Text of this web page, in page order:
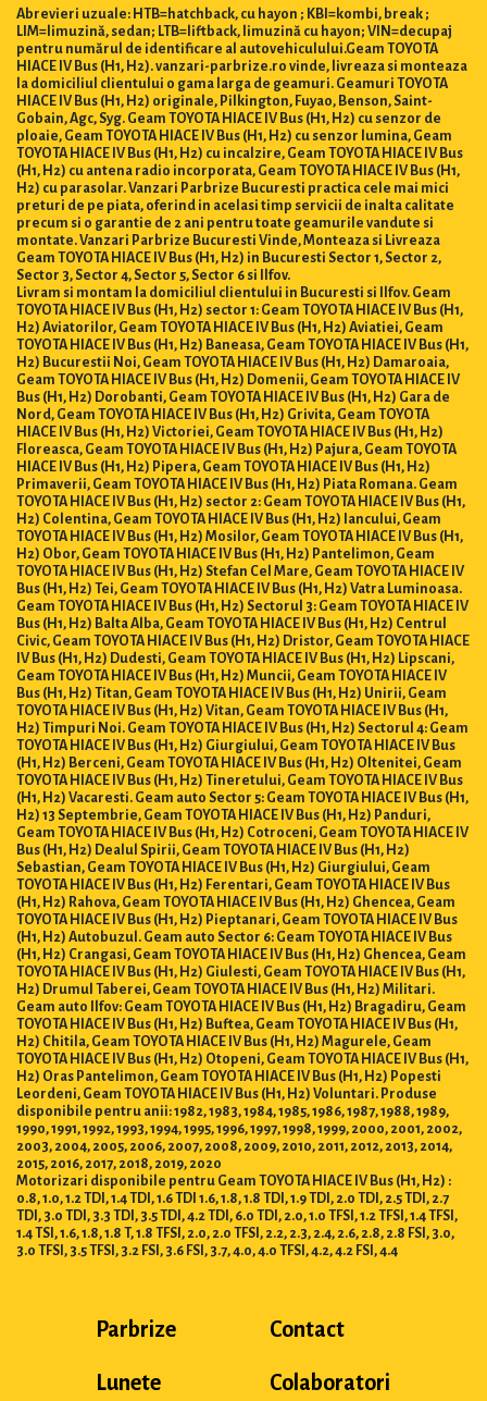
Abrevieri uzuale: HTB=hatchback, cu hayon ; KBI=kombi, break ;
LIM=limuzină, sedan; LTB=liftback, limuzină cu hayon; VIN=decupaj
pentru numărul de identificare al autovehiculului.Geam TOYOTA
HIACE IV Bus (H1, H2). vanzari-parbrize.ro vinde, livreaza si monteaza
la domiciliul clientului o gama larga de geamuri. Geamuri TOYOTA
HIACE IV Bus (H1, H2) originale, Pilkington, Fuyao, Benson, Saint-
Gobain, Agc, Syg. Geam TOYOTA HIACE IV Bus (H1, H2) cu senzor de
ploaie, Geam TOYOTA HIACE IV Bus (H1, H2) cu senzor lumina, Geam
TOYOTA HIACE IV Bus (H1, H2) cu incalzire, Geam TOYOTA HIACE IV Bus
(H1, H2) cu antena radio incorporata, Geam TOYOTA HIACE IV Bus (H1,
H2) cu parasolar. Vanzari Parbrize Bucuresti practica cele mai mici
preturi de pe piata, oferind in acelasi timp servicii de inalta calitate
precum si o garantie de 2 ani pentru toate geamurile vandute si
montate. Vanzari Parbrize Bucuresti Vinde, Monteaza si Livreaza
Geam TOYOTA HIACE IV Bus (H1, H2) in Bucuresti Sector 1, Sector 2,
Sector 3, Sector 4, Sector 5, Sector 6 si Ilfov.
Livram si montam la domiciliul clientului in Bucuresti si Ilfov. Geam
TOYOTA HIACE IV Bus (H1, H2) sector 1: Geam TOYOTA HIACE IV Bus (H1,
H2) Aviatorilor, Geam TOYOTA HIACE IV Bus (H1, H2) Aviatiei, Geam
TOYOTA HIACE IV Bus (H1, H2) Baneasa, Geam TOYOTA HIACE IV Bus (H1,
H2) Bucurestii Noi, Geam TOYOTA HIACE IV Bus (H1, H2) Damaroaia,
Geam TOYOTA HIACE IV Bus (H1, H2) Domenii, Geam TOYOTA HIACE IV
Bus (H1, H2) Dorobanti, Geam TOYOTA HIACE IV Bus (H1, H2) Gara de
Nord, Geam TOYOTA HIACE IV Bus (H1, H2) Grivita, Geam TOYOTA
HIACE IV Bus (H1, H2) Victoriei, Geam TOYOTA HIACE IV Bus (H1, H2)
Floreasca, Geam TOYOTA HIACE IV Bus (H1, H2) Pajura, Geam TOYOTA
HIACE IV Bus (H1, H2) Pipera, Geam TOYOTA HIACE IV Bus (H1, H2)
Primaverii, Geam TOYOTA HIACE IV Bus (H1, H2) Piata Romana. Geam
TOYOTA HIACE IV Bus (H1, H2) sector 2: Geam TOYOTA HIACE IV Bus (H1,
H2) Colentina, Geam TOYOTA HIACE IV Bus (H1, H2) Iancului, Geam
TOYOTA HIACE IV Bus (H1, H2) Mosilor, Geam TOYOTA HIACE IV Bus (H1,
H2) Obor, Geam TOYOTA HIACE IV Bus (H1, H2) Pantelimon, Geam
TOYOTA HIACE IV Bus (H1, H2) Stefan Cel Mare, Geam TOYOTA HIACE IV
Bus (H1, H2) Tei, Geam TOYOTA HIACE IV Bus (H1, H2) Vatra Luminoasa.
Geam TOYOTA HIACE IV Bus (H1, H2) Sectorul 3: Geam TOYOTA HIACE IV
Bus (H1, H2) Balta Alba, Geam TOYOTA HIACE IV Bus (H1, H2) Centrul
Civic, Geam TOYOTA HIACE IV Bus (H1, H2) Dristor, Geam TOYOTA HIACE
IV Bus (H1, H2) Dudesti, Geam TOYOTA HIACE IV Bus (H1, H2) Lipscani,
Geam TOYOTA HIACE IV Bus (H1, H2) Muncii, Geam TOYOTA HIACE IV
Bus (H1, H2) Titan, Geam TOYOTA HIACE IV Bus (H1, H2) Unirii, Geam
TOYOTA HIACE IV Bus (H1, H2) Vitan, Geam TOYOTA HIACE IV Bus (H1,
H2) Timpuri Noi. Geam TOYOTA HIACE IV Bus (H1, H2) Sectorul 4: Geam
TOYOTA HIACE IV Bus (H1, H2) Giurgiului, Geam TOYOTA HIACE IV Bus
(H1, H2) Berceni, Geam TOYOTA HIACE IV Bus (H1, H2) Oltenitei, Geam
TOYOTA HIACE IV Bus (H1, H2) Tineretului, Geam TOYOTA HIACE IV Bus
(H1, H2) Vacaresti. Geam auto Sector 5: Geam TOYOTA HIACE IV Bus (H1,
H2) 13 Septembrie, Geam TOYOTA HIACE IV Bus (H1, H2) Panduri,
Geam TOYOTA HIACE IV Bus (H1, H2) Cotroceni, Geam TOYOTA HIACE IV
Bus (H1, H2) Dealul Spirii, Geam TOYOTA HIACE IV Bus (H1, H2)
Sebastian, Geam TOYOTA HIACE IV Bus (H1, H2) Giurgiului, Geam
TOYOTA HIACE IV Bus (H1, H2) Ferentari, Geam TOYOTA HIACE IV Bus
(H1, H2) Rahova, Geam TOYOTA HIACE IV Bus (H1, H2) Ghencea, Geam
TOYOTA HIACE IV Bus (H1, H2) Pieptanari, Geam TOYOTA HIACE IV Bus
(H1, H2) Autobuzul. Geam auto Sector 6: Geam TOYOTA HIACE IV Bus
(H1, H2) Crangasi, Geam TOYOTA HIACE IV Bus (H1, H2) Ghencea, Geam
TOYOTA HIACE IV Bus (H1, H2) Giulesti, Geam TOYOTA HIACE IV Bus (H1,
H2) Drumul Taberei, Geam TOYOTA HIACE IV Bus (H1, H2) Militari.
Geam auto Ilfov: Geam TOYOTA HIACE IV Bus (H1, H2) Bragadiru, Geam
TOYOTA HIACE IV Bus (H1, H2) Buftea, Geam TOYOTA HIACE IV Bus (H1,
H2) Chitila, Geam TOYOTA HIACE IV Bus (H1, H2) Magurele, Geam
TOYOTA HIACE IV Bus (H1, H2) Otopeni, Geam TOYOTA HIACE IV Bus (H1,
H2) Oras Pantelimon, Geam TOYOTA HIACE IV Bus (H1, H2) Popesti
Leordeni, Geam TOYOTA HIACE IV Bus (H1, H2) Voluntari. Produse
disponibile pentru anii: 1982, 1983, 1984, 1985, 1986, 1987, 1988, 1989,
1990, 1991, 1992, 1993, 1994, 1995, 1996, 1997, 1998, 1999, 2000, 2001, 2002,
2003, 2004, 2005, 2006, 2007, 2008, 2009, 2010, 2011, 2012, 2013, 2014,
2015, 2016, 2017, 2018, 2019, 2020
Motorizari disponibile pentru Geam TOYOTA HIACE IV Bus (H1, H2) :
0.8, 1.0, 1.2 TDI, 1.4 TDI, 1.6 TDI 1.6, 1.8, 1.8 TDI, 1.9 TDI, 2.0 TDI, 2.5 TDI, 2.7
TDI, 3.0 TDI, 3.3 TDI, 3.5 TDI, 4.2 TDI, 6.0 TDI, 2.0, 1.0 TFSI, 1.2 TFSI, 1.4 TFSI,
1.4 TSI, 1.6, 1.8, 1.8 T, 1.8 TFSI, 2.0, 2.0 TFSI, 2.2, 2.3, 2.4, 2.6, 2.8, 2.8 FSI, 3.0,
3.0 TFSI, 3.5 TFSI, 3.2 FSI, 3.6 FSI, 3.7, 4.0, 4.0 TFSI, 4.2, 4.2 FSI, 4.4
Parbrize
Lunete
Contact
Colaboratori